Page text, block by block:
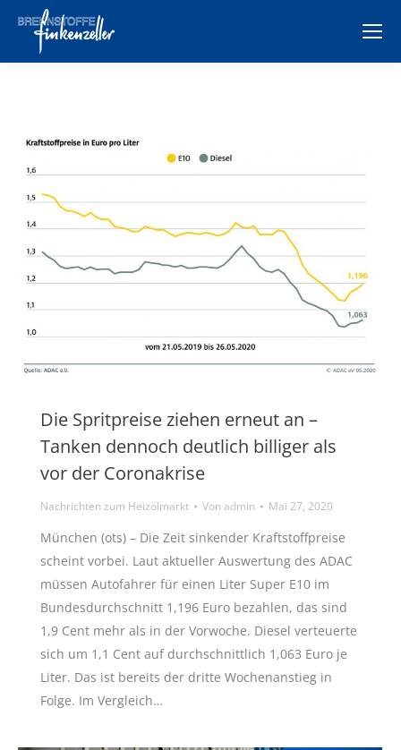
Die Spritpreise ziehen erneut an –
Tanken dennoch deutlich billiger als
vor der Coronakrise
Nachrichten zum Heizölmarkt Vonadmin Mai 27, 2020
München (ots) – Die Zeit sinkender Kraftstoffpreise
scheint vorbei. Laut aktueller Auswertung des ADAC
müssen Autofahrer für einen Liter Super E10 im
Bundesdurchschnitt 1,196 Euro bezahlen, das sind
1,9 Cent mehr als in der Vorwoche. Diesel verteuerte
sich um 1,1 Cent auf durchschnittlich 1,063 Euro je
Liter. Das ist bereits der dritte Wochenanstieg in
Folge. Im Vergleich…